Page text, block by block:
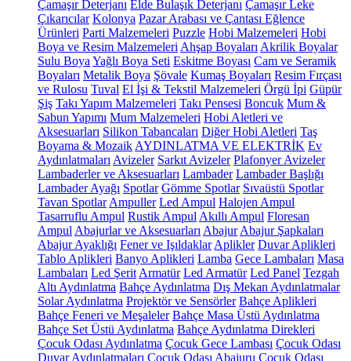
Çamaşır Deterjanı Elde Bulaşık Deterjanı Çamaşır Leke
Çıkarıcılar Kolonya Pazar Arabası ve Çantası Eğlence
Ürünleri Parti Malzemeleri Puzzle Hobi Malzemeleri Hobi
Boya ve Resim Malzemeleri Ahşap Boyaları Akrilik Boyalar
Sulu Boya Yağlı Boya Seti Eskitme Boyası Cam ve Seramik
Boyaları Metalik Boya Şövale Kumaş Boyaları Resim Fırçası
ve Rulosu Tuval El İşi & Tekstil Malzemeleri Örgü İpi Güpür
Şiş Takı Yapım Malzemeleri Takı Pensesi Boncuk Mum &
Sabun Yapımı Mum Malzemeleri Hobi Aletleri ve
Aksesuarları Silikon Tabancaları Diğer Hobi Aletleri Taş
Boyama & Mozaik AYDINLATMA VE ELEKTRİK Ev
Aydınlatmaları Avizeler Sarkıt Avizeler Plafonyer Avizeler
Lambaderler ve Aksesuarları Lambader Lambader Başlığı
Lambader Ayağı Spotlar Gömme Spotlar Sıvaüstü Spotlar
Tavan Spotlar Ampuller Led Ampul Halojen Ampul
Tasarruflu Ampul Rustik Ampul Akıllı Ampul Floresan
Ampul Abajurlar ve Aksesuarları Abajur Abajur Şapkaları
Abajur Ayaklığı Fener ve Işıldaklar Aplikler Duvar Aplikleri
Tablo Aplikleri Banyo Aplikleri Lamba Gece Lambaları Masa
Lambaları Led Şerit Armatür Led Armatür Led Panel Tezgah
Altı Aydınlatma Bahçe Aydınlatma Dış Mekan Aydınlatmalar
Solar Aydınlatma Projektör ve Sensörler Bahçe Aplikleri
Bahçe Feneri ve Meşaleler Bahçe Masa Üstü Aydınlatma
Bahçe Set Üstü Aydınlatma Bahçe Aydınlatma Direkleri
Çocuk Odası Aydınlatma Çocuk Gece Lambası Çocuk Odası
Duvar Aydınlatmaları Çocuk Odası Abajuru Çocuk Odası